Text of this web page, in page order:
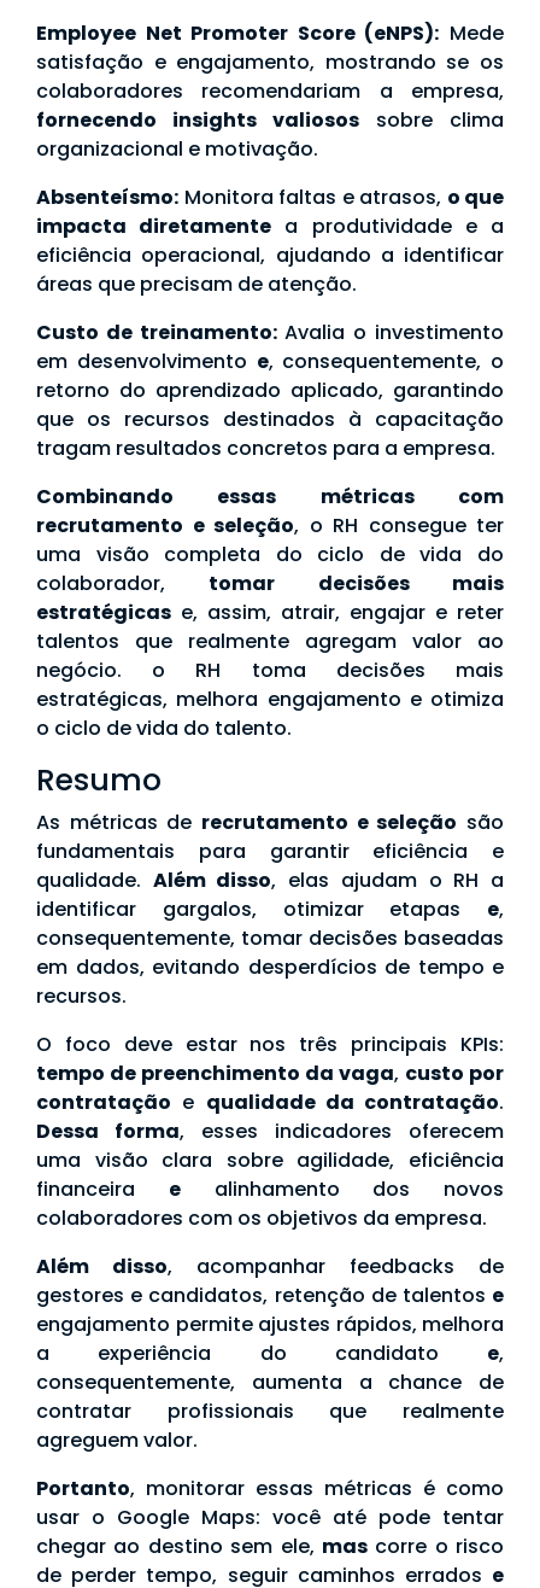
Employee Net Promoter Score (eNPS): Mede
satisfação e engajamento, mostrando se os
colaboradores recomendariam a empresa,
fornecendo insights valiosos sobre clima
organizacional e motivação.
Absenteísmo: Monitora faltas e atrasos, o que
impacta diretamente a produtividade e a
eficiência operacional, ajudando a identificar
áreas que precisam de atenção.
Custo de treinamento:Avalia o investimento
em desenvolvimento e, consequentemente, o
retorno do aprendizado aplicado, garantindo
que os recursos destinados à capacitação
tragam resultados concretos para a empresa.
Combinando essas métricas com
recrutamento e seleção, o RH consegue ter
uma visão completa do ciclo de vida do
colaborador, tomar decisões mais
estratégicas e, assim, atrair, engajar e reter
talentos que realmente agregam valor ao
negócio. o RH toma decisões mais
estratégicas, melhora engajamento e otimiza
o ciclo de vida do talento.
Resumo
As métricas de recrutamento e seleção são
fundamentais para garantir eficiência e
qualidade. Além disso, elas ajudam o RH a
identificar gargalos, otimizar etapas e,
consequentemente, tomar decisões baseadas
em dados, evitando desperdícios de tempo e
recursos.
O foco deve estar nos três principais KPIs:
tempo de preenchimento da vaga, custo por
contratação e qualidade da contratação.
Dessa forma, esses indicadores oferecem
uma visão clara sobre agilidade, eficiência
financeira ealinhamento dos novos
colaboradores com os objetivos da empresa.
Além disso, acompanhar feedbacks de
gestores e candidatos, retenção de talentos e
engajamento permite ajustes rápidos, melhora
a experiência do candidato e,
consequentemente, aumenta a chance de
contratar profissionais que realmente
agreguem valor.
Portanto, monitorar essas métricas é como
usar o Google Maps: você até pode tentar
chegar ao destino sem ele, mascorre o risco
de perder tempo, seguir caminhos errados e